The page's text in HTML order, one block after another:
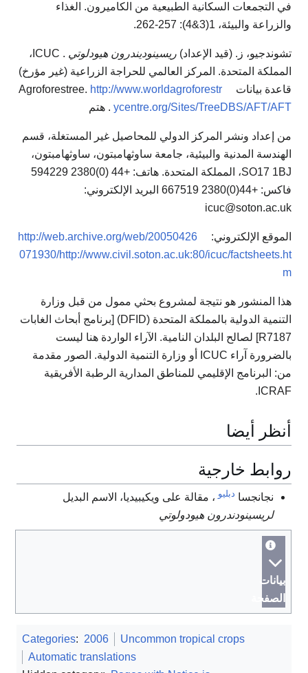
في التجمعات السكانية الطبيعية من الكاميرون. الغذاء
والزراعة والبيئة، 1(3&4): 257-262.
تشوندجيو، ز. (قيد الإعداد) ريسينوديندرون هيودلوتي
. ICUC،
المملكة المتحدة. المركز العالمي للحراجة الزراعية (غير مؤرخ)
قاعدة بيانات Agroforestree.
http://www.worldagroforestr
ycentre.org/Sites/TreeDBS/AFT/AFT . هتم
من إعداد ونشر المركز الدولي للمحاصيل غير المستغلة، قسم
الهندسة المدنية والبيئية، جامعة ساوثهامبتون، ساوثهامبتون،
SO17 1BJ، المملكة المتحدة. هاتف: +44 (0)2380 594229
فاكس: +44(0)2380 667519 البريد الإلكتروني:
icuc@soton.ac.uk
الموقع الإلكتروني:
http://web.archive.org/web/20050426
071930/http://www.civil.soton.ac.uk:80/icuc/factsheets.ht
m
هذا المنشور هو نتيجة لمشروع بحثي ممول من قبل وزارة
التنمية الدولية بالمملكة المتحدة (DFID) [برنامج أبحاث الغابات
R7187] لصالح البلدان النامية. الآراء الواردة هنا ليست
بالضرورة آراء ICUC أو وزارة التنمية الدولية. الصور مقدمة
من: البرنامج الإقليمي للمناطق المدارية الرطبة الأفريقية
ICRAF.
أنظر أيضا
روابط خارجية
نجانجسا دبليو، مقالة على ويكيبيديا، الاسم البديل
لريسينودندرون هيودولوتي
بيانات
الصفحة
Categories: 2006
Uncommon tropical crops
Automatic translations